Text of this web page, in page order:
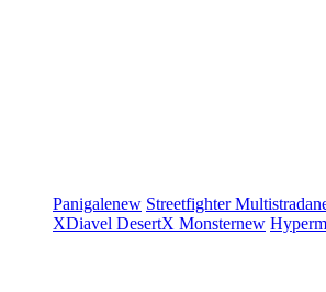
Panigalenew StreetfighterMultistrada
XDiavel DesertX Monsternew